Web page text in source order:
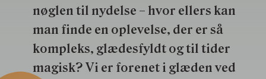
nøglen til nydelse – hvor ellers kan
man finde en oplevelse, der er så
kompleks, glædesfyldt og til tider
magisk? Vi er forenet i glæden ved